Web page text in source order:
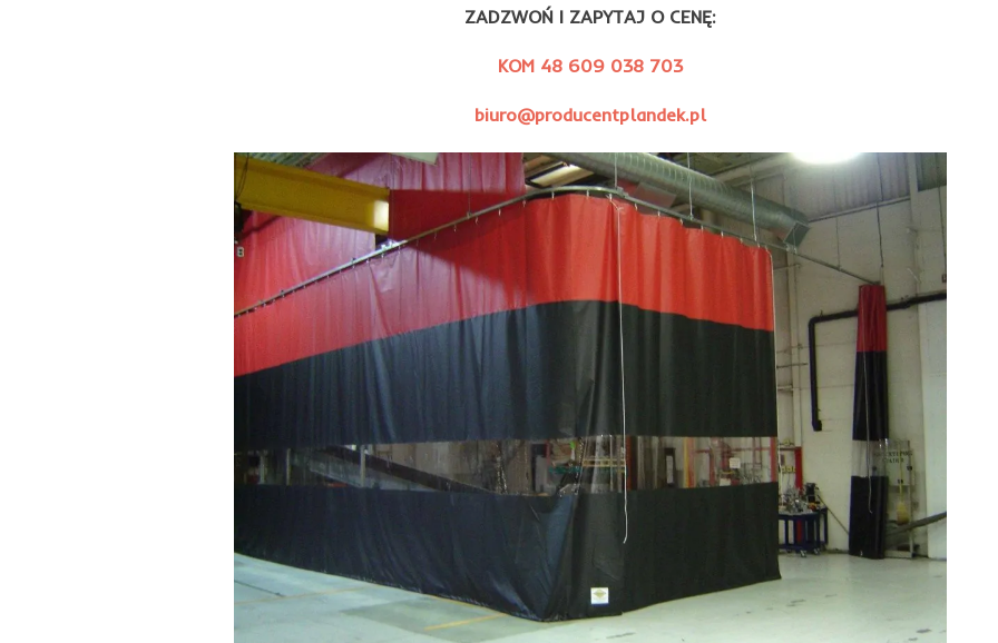
ZADZWOŃ I ZAPYTAJ O CENĘ:
KOM 48 609 038 703
biuro@producentplandek.pl